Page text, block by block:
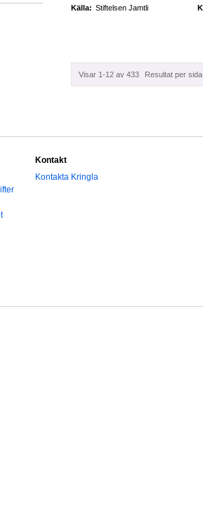
Källa: Stiftelsen Jamtli
Visar 1-12 av 433 Resultat per
Kontakt
Kontakta Kringla